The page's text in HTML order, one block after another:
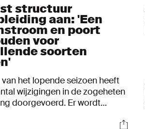
structuur
aan: 'Een
en poort
voor
soorten
het lopende seizoen heeft
wijzigingen in de zogeheten
doorgevoerd. Er wordt
vernieuwde opzet van de Ajax